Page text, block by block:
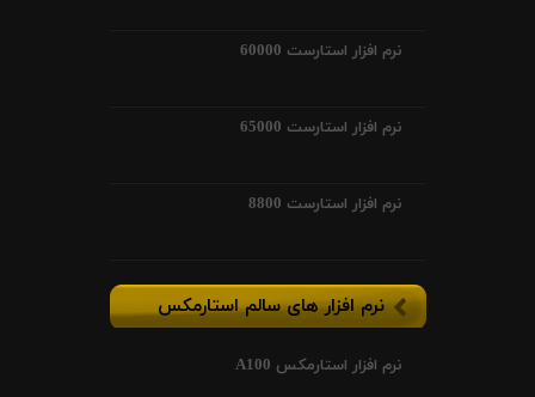
نرم افزار استارست 60000
نرم افزار استارست 65000
نرم افزار استارست 8800
نرم افزار های سالم استارمکس
نرم افزار استارمکس A100